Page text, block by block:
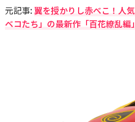
元記事:翼を授かりし赤べこ！人
ベコたち」の最新作「百花繚乱編